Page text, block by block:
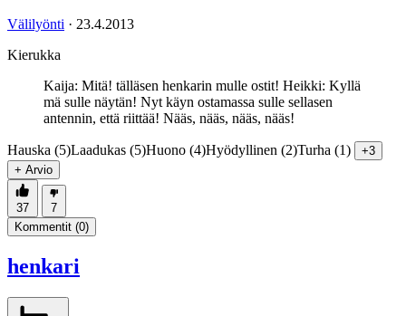
Välilyönti · 23.4.2013
Kierukka
Kaija: Mitä! tälläsen henkarin mulle ostit! Heikki: Kyllä
mä sulle näytän! Nyt käyn ostamassa sulle sellasen
antennin, että riittää! Nääs, nääs, nääs, nääs!
Hauska (5)Laadukas (5)Huono (4)Hyödyllinen (2)Turha (1)
+3
+ Arvio
37
7
Kommentit (0)
henkari